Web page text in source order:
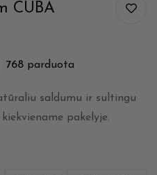
CUBA
768 parduota
saldumu ir sultingu
pakelyje.